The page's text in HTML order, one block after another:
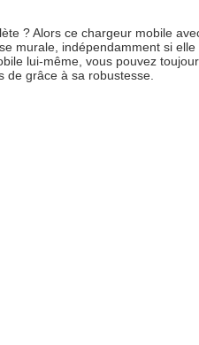
?Alors ce chargeur mobile
murale, indépendamment si
lui-même, vous pouvez
grâce à sa robustesse.